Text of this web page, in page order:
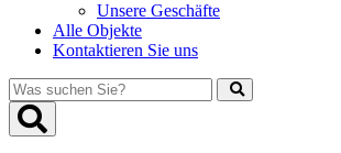
Unsere Geschäfte
Alle Objekte
Kontaktieren Sie uns
Was
suchen
Sie?